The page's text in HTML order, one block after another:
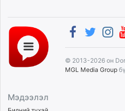
© 2013-2026 он
MGL Media Group
Мэдээлэл